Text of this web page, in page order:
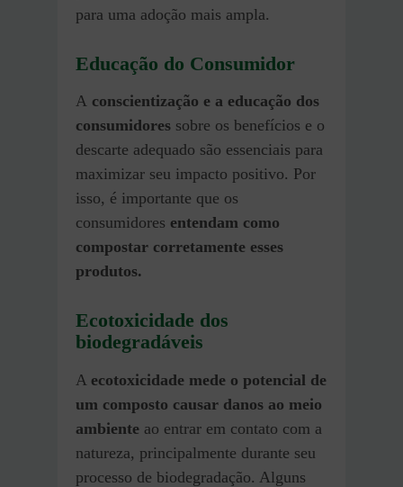
para uma adoção mais ampla.
Educação do Consumidor
A conscientização e a educação dos
consumidores sobre os benefícios e o
descarte adequado são essenciais para
maximizar seu impacto positivo. Por
isso, é importante que os
consumidores entendam como
compostar corretamente esses
produtos.
Ecotoxicidade dos
biodegradáveis
A ecotoxicidade mede o potencial de
um composto causar danos ao meio
ambiente ao entrar em contato com a
natureza, principalmente durante seu
processo de biodegradação. Alguns